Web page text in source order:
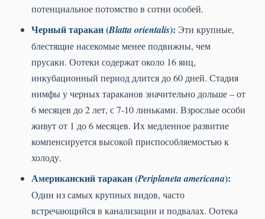
потенциальное потомство в сотни особей.
Черный таракан (Blatta orientalis): Эти крупные,
блестящие насекомые менее подвижны, чем
прусаки. Оотеки содержат около 16 яиц,
инкубационный период длится до 60 дней. Стадия
нимфы у черных тараканов значительно дольше – от
6 месяцев до 2 лет, с 7-10 линьками. Взрослые особи
живут от 1 до 6 месяцев. Их медленное развитие
компенсируется высокой приспособляемостью к
холоду.
Американский таракан (Periplaneta americana):
Один из самых крупных видов, часто
встречающийся в канализации и подвалах. Оотека